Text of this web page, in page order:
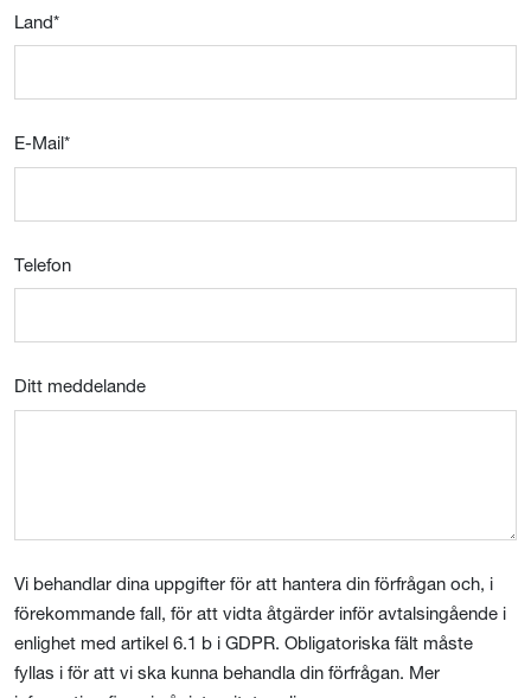
Land*
E-Mail*
Telefon
Ditt meddelande
Vi behandlar dina uppgifter för att hantera din förfrågan och, i
förekommande fall, för att vidta åtgärder inför avtalsingående i
enlighet med artikel 6.1 b i GDPR. Obligatoriska fält måste
fyllas i för att vi ska kunna behandla din förfrågan. Mer